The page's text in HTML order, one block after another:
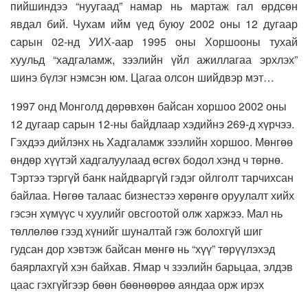
пийшиндээ “нуугаад” намар нь мартаж гал өрдсөн
явдал бий. Чухам ийм үед буюу 2002 оны 12 дугаар
сарын 02-нд УИХ-аар 1995 оны Хоршооны тухай
хуульд “хадгаламж, зээлийн үйл ажиллагаа эрхлэх”
шинэ бүлэг нэмсэн юм. Цагаа олсон шийдвэр мэт…
1997 онд Монголд дөрөвхөн байсан хоршоо 2002 оны
12 дугаар сарын 12-ны байдлаар хэдийнэ 269-д хүрчээ.
Гэхдээ дийлэнх нь Хадгаламж зээлийн хоршоо. Мөнгөө
өндөр хүүтэй хадгалуулаад өсгөх бодол хэнд ч төрнө.
Тэртээ тэргүй банк найдваргүй гэдэг ойлголт тарчихсан
байлаа. Нөгөө талаас бизнестээ хөрөнгө оруулалт хийх
гэсэн хүмүүс ч хуулийг овсгоотой олж харжээ. Мал нь
төллөлөө гээд хүнийг шуналтай гэж болохгүй шиг
гудсан дор хэвтэж байсан мөнгө нь “хүү” төрүүлэхэд
баярлахгүй хэн байхав. Ямар ч зээлийн барьцаа, элдэв
цаас гэхгүйгээр бөөн бөөнөөрөө аяндаа орж ирэх